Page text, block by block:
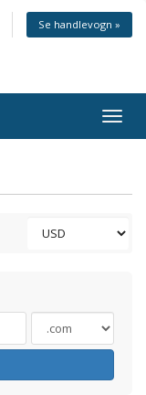
Se handlevogn »